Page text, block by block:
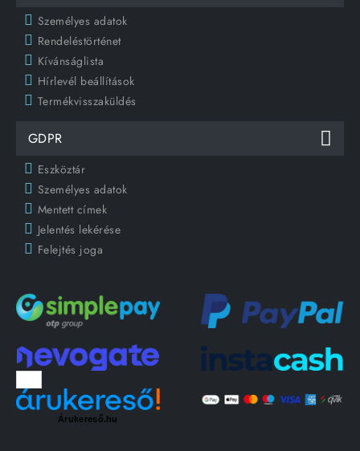
Személyes adatok
Rendeléstörténet
Kívánságlista
Hírlevél beállítások
Termékvisszaküldés
GDPR
Eszköztár
Személyes adatok
Mentett címek
Jelentés lekérése
Felejtés joga
Árukereső.hu